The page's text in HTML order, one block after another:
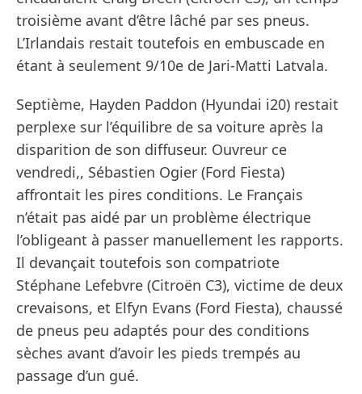
troisième avant d’être lâché par ses pneus.
L’Irlandais restait toutefois en embuscade en
étant à seulement 9/10e de Jari-Matti Latvala.
Septième, Hayden Paddon (Hyundai i20) restait
perplexe sur l’équilibre de sa voiture après la
disparition de son diffuseur. Ouvreur ce
vendredi,, Sébastien Ogier (Ford Fiesta)
affrontait les pires conditions. Le Français
n’était pas aidé par un problème électrique
l’obligeant à passer manuellement les rapports.
Il devançait toutefois son compatriote
Stéphane Lefebvre (Citroën C3), victime de deux
crevaisons, et Elfyn Evans (Ford Fiesta), chaussé
de pneus peu adaptés pour des conditions
sèches avant d’avoir les pieds trempés au
passage d’un gué.